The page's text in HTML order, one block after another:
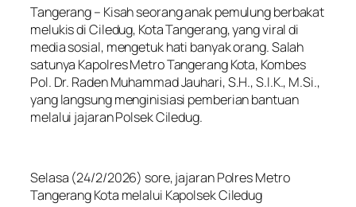
Tangerang – Kisah seorang anak pemulung berbakat
melukis di Ciledug, Kota Tangerang, yang viral di
media sosial, mengetuk hati banyak orang. Salah
satunya Kapolres Metro Tangerang Kota, Kombes
Pol. Dr. Raden Muhammad Jauhari, S.H., S.I.K., M.Si.,
yang langsung menginisiasi pemberian bantuan
melalui jajaran Polsek Ciledug.
Selasa (24/2/2026) sore, jajaran Polres Metro
Tangerang Kota melalui Kapolsek Ciledug